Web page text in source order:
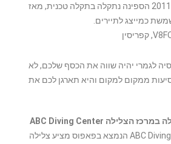
III Shipwreck). בשנת 2011 הספינה נתקלה בתקלה טכנית, מאז
כמייצג לתיירים.
לגמרי יהיה שווה את הכסף שלכם, לא
ממקום למקום והיא תארגן לכם את
מרכז הצלילה ABC Diving Center הנמצא בפאפוס מציע צלילה